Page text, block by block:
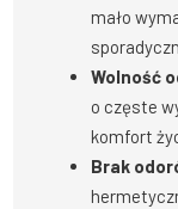
mało
Wolność
o częste
komfort
Brak